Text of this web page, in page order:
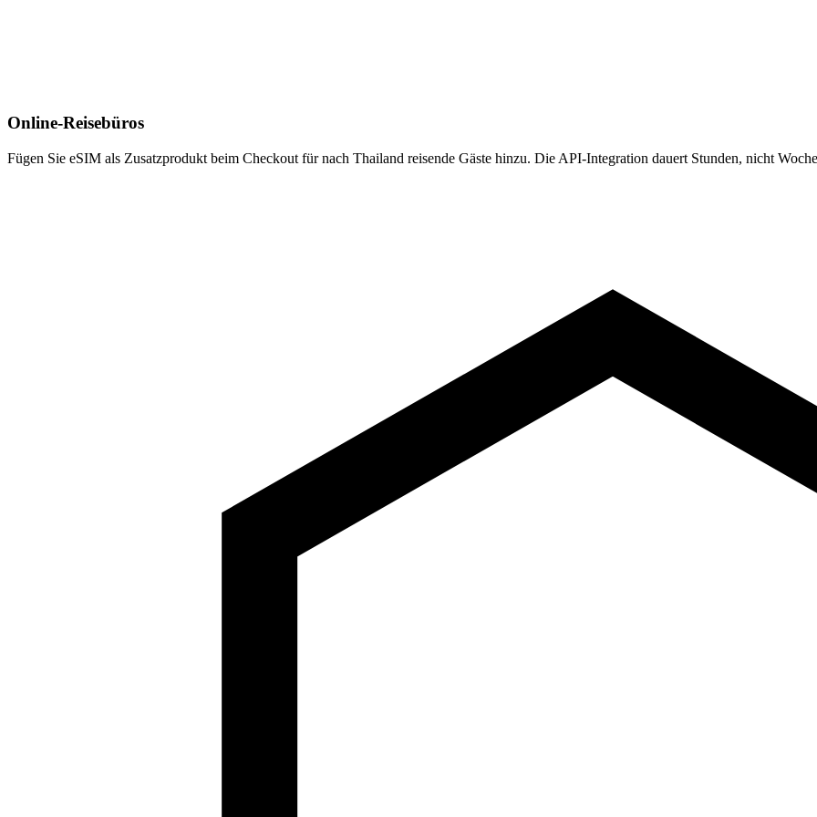
Online-Reisebüros
Fügen Sie eSIM als Zusatzprodukt beim Checkout für nach Thailand reisende Gäste hinzu. Die API-Integration dauert Stunden, nicht